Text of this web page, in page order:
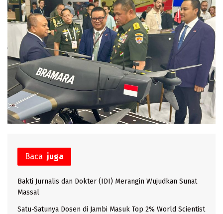
Baca juga
Bakti Jurnalis dan Dokter (IDI) Merangin Wujudkan Sunat
Massal
Satu-Satunya Dosen di Jambi Masuk Top 2% World Scientist